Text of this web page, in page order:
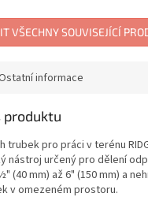
VŠECHNY SOUVISEJÍCÍ
informace
produktu
trubek pro práci v terénu
nástroj určený pro dělení
(40 mm) až 6" (150 mm) a
v omezeném prostoru.